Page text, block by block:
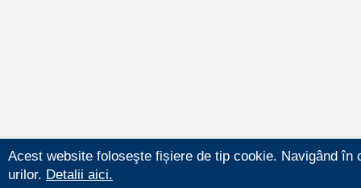
Acest website foloseşte fișiere de tip cookie. Navigând
urilor. Detalii aici.